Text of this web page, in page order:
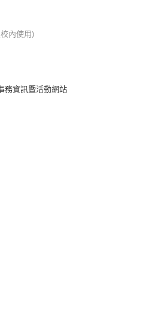
內使用)
務資訊暨活動網站